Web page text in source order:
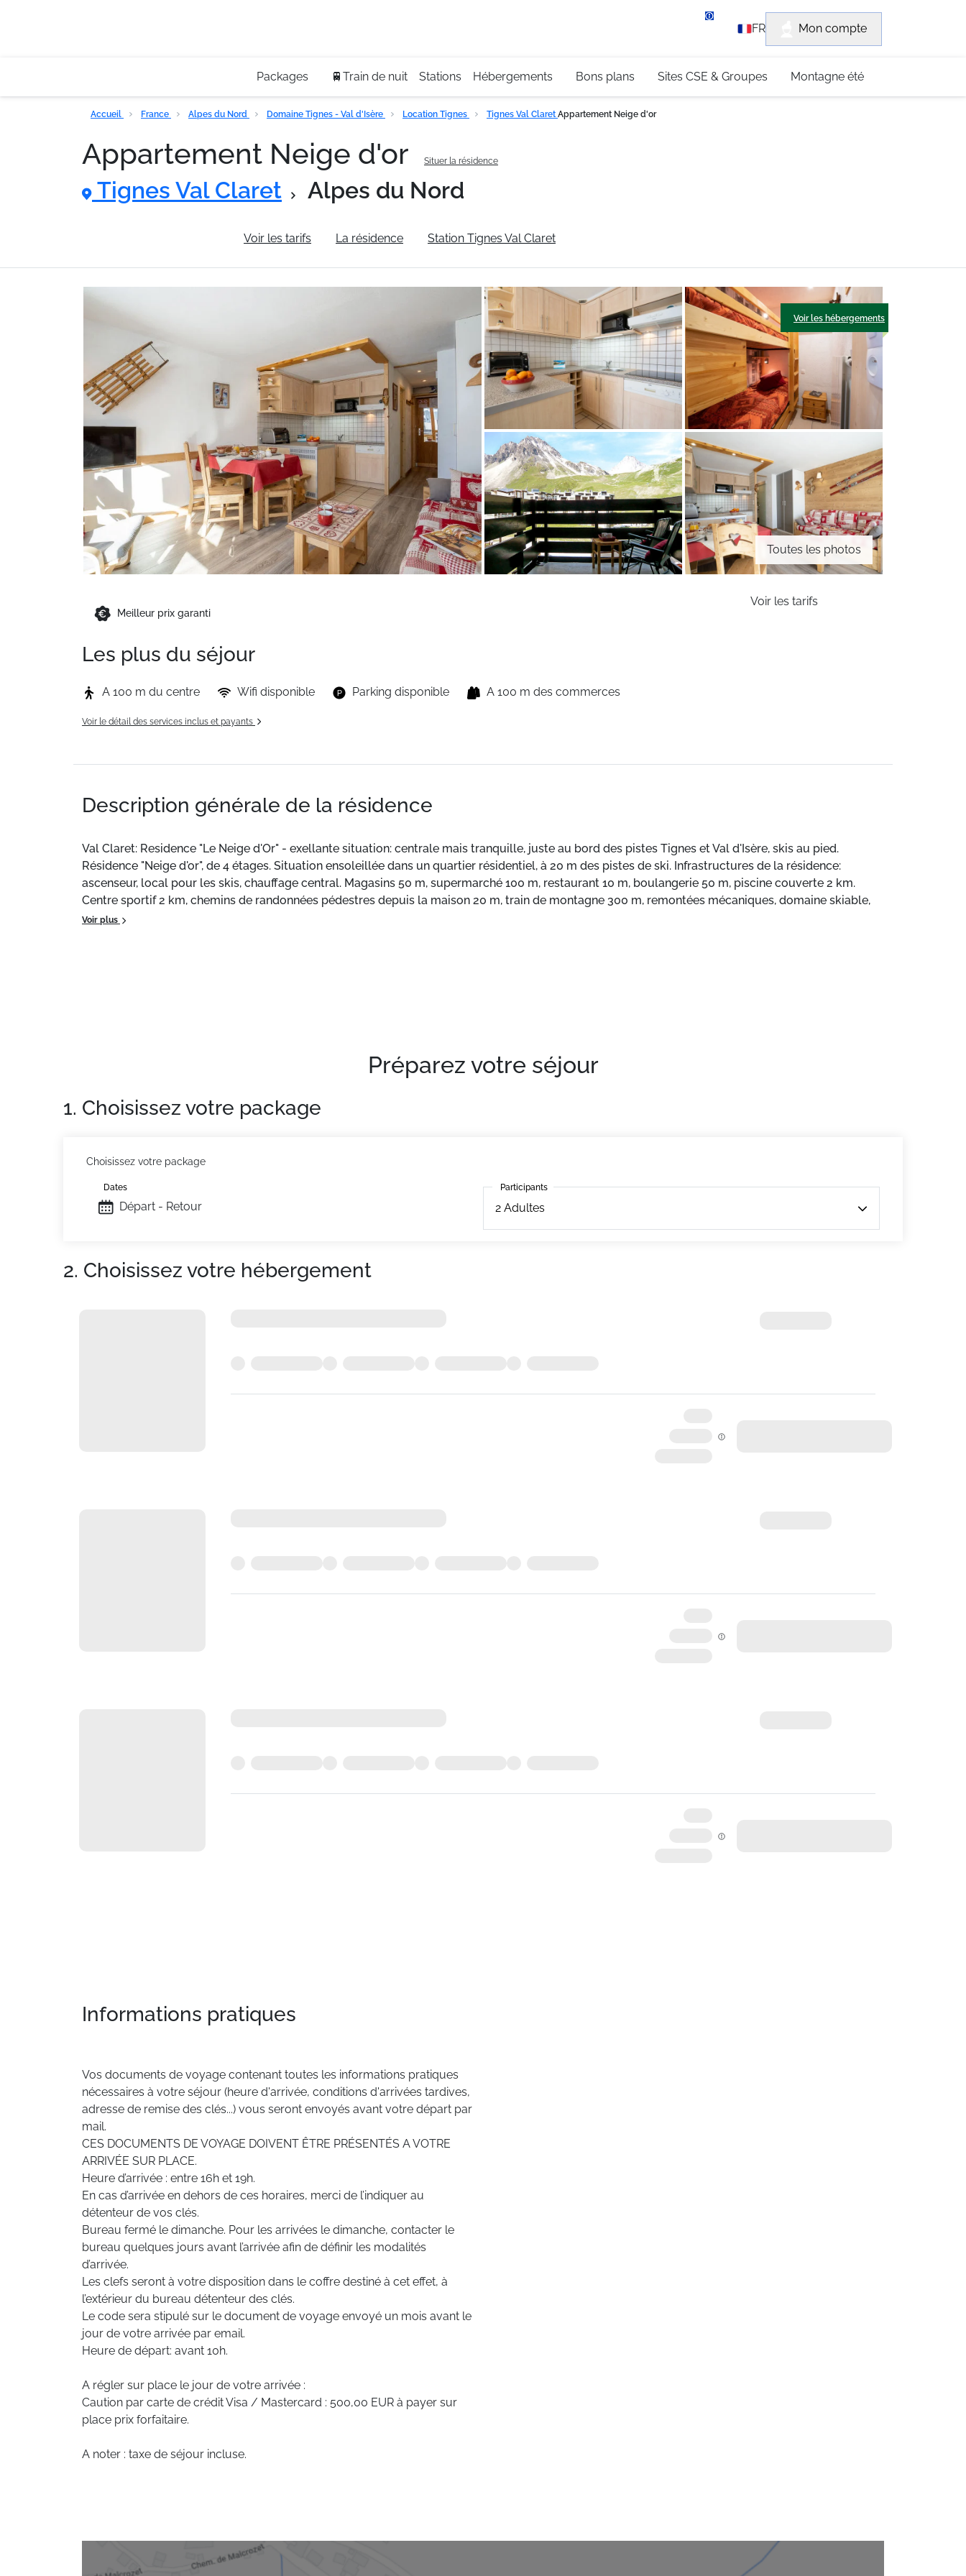
+33 (0)4 79 96 30 69
FR Mon compte
Packages 🚆Train de nuit Stations Hébergements Bons plans Sites CSE & Groupes Montagne été
Accueil France Alpes du Nord Domaine Tignes - Val d'Isère Location Tignes Tignes Val ClaretAppartement Neige d'or
Appartement Neige d'or Situer la résidence
Tignes Val Claret Alpes du Nord
Voir les tarifs La résidence Station Tignes Val Claret
Toutes les photos
Voir les hébergements
Meilleur prix garanti
Voir les tarifs
Les plus du séjour
A 100 m du centre Wifi disponible Parking disponible A 100 m des commerces
Voir le détail des services inclus et payants
Description générale de la résidence
Val Claret: Residence "Le Neige d'Or" - exellante situation: centrale mais tranquille, juste au bord des pistes Tignes et Val d'Isère, skis au pied.
Résidence "Neige d'or", de 4 étages. Situation ensoleillée dans un quartier résidentiel, à 20 m des pistes de ski. Infrastructures de la résidence:
ascenseur, local pour les skis, chauffage central. Magasins 50 m, supermarché 100 m, restaurant 10 m, boulangerie 50 m, piscine couverte 2 km.
Centre sportif 2 km, chemins de randonnées pédestres depuis la maison 20 m, train de montagne 300 m, remontées mécaniques, domaine skiable,
location de ski 20 m. Arrêt du ski-bus 300 m, école de ski 10 m, piste de luge 20 m. Attractions à proximité: Centre aquatique Le Lagon 2 km, Centre
Voir plus
Préparez votre séjour
1. Choisissez votre package
Choisissez votre package
Départ - Retour
Dates Participants
2 Adultes
Participants
2. Choisissez votre hébergement
Informations pratiques
Vos documents de voyage contenant toutes les informations pratiques
nécessaires à votre séjour (heure d'arrivée, conditions d'arrivées tardives,
adresse de remise des clés...) vous seront envoyés avant votre départ par
mail.
CES DOCUMENTS DE VOYAGE DOIVENT ÊTRE PRÉSENTÉS A VOTRE
ARRIVÉE SUR PLACE.
Heure d’arrivée : entre 16h et 19h.
En cas d’arrivée en dehors de ces horaires, merci de l’indiquer au
détenteur de vos clés.
Bureau fermé le dimanche. Pour les arrivées le dimanche, contacter le
bureau quelques jours avant l’arrivée afin de définir les modalités
d’arrivée.
Les clefs seront à votre disposition dans le coffre destiné à cet effet, à
l’extérieur du bureau détenteur des clés.
Le code sera stipulé sur le document de voyage envoyé un mois avant le
jour de votre arrivée par email.
Heure de départ: avant 10h.
A régler sur place le jour de votre arrivée :
Caution par carte de crédit Visa / Mastercard : 500,00 EUR à payer sur
place prix forfaitaire.
A noter : taxe de séjour incluse.